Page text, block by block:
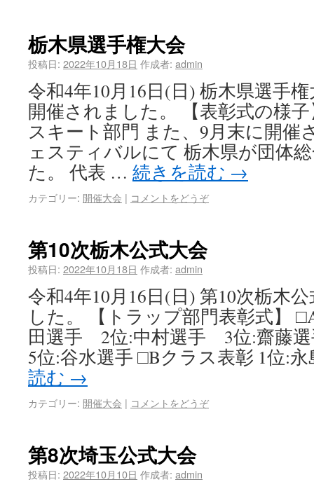
栃木県選手権大会
投稿日: 2022年10月18日 作成者: admin
令和4年10月16日(日) 栃木県選手
開催されました。 【表彰式の様
スキート部門 また、9月末に開催
ェスティバルにて 栃木県が団体
た。 代表 … 続きを読む →
カテゴリー: 開催大会 | コメントをどうぞ
第10次栃木公式大会
投稿日: 2022年10月18日 作成者: admin
令和4年10月16日(日) 第10次栃木
した。 【トラップ部門表彰式】
田選手 2位:中村選手 3位:齋藤
5位:谷水選手 □Bクラス表彰 1位
読む →
カテゴリー: 開催大会 | コメントをどうぞ
第8次埼玉公式大会
投稿日: 2022年10月10日 作成者: admin